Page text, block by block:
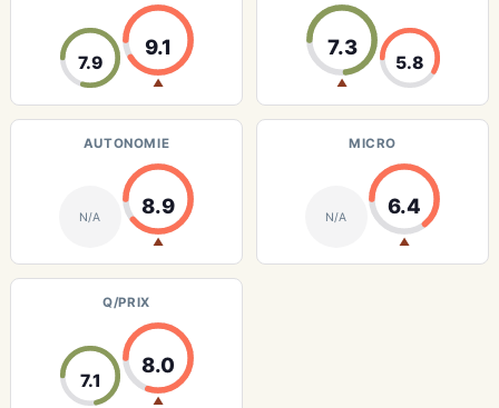
7.9
9.1
▲
7.3
▲
5.8
AUTONOMIE
N/A 8.9
▲
MICRO
N/A 6.4
▲
Q/PRIX
7.1
8.0
▲